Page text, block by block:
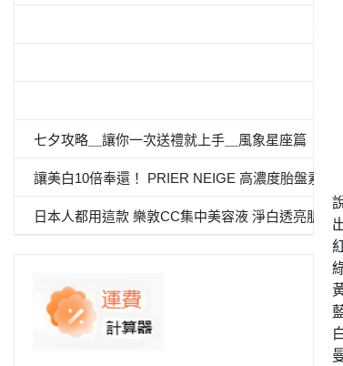
七夕攻略＿讓你一次送禮就上手＿風象星座篇
讓美白10倍奉還！ PRIER NEIGE 高濃度胎盤素 夏
日本人都用這款 樂敦CC集中美容液 淨白透亮肌